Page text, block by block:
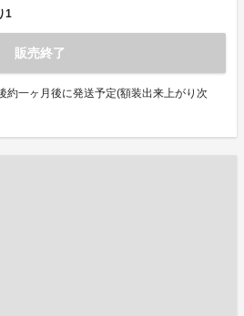
1
販売終了
約一ヶ月後に発送予定(額装出来上がり次